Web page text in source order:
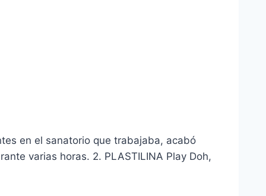
en el sanatorio que trabajaba, acabó
varias horas. 2. PLASTILINA Play Doh,